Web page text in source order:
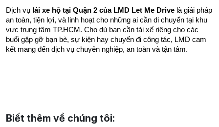
Dịch vụ lái xe hộ tại Quận 2 của LMD Let Me Drive là giải pháp
an toàn, tiện lợi, và linh hoạt cho những ai cần di chuyển tại khu
vực trung tâm TP.HCM. Cho dù bạn cần tài xế riêng cho các
buổi gặp gỡ bạn bè, sự kiện hay chuyến đi công tác, LMD cam
kết mang đến dịch vụ chuyên nghiệp, an toàn và tận tâm.
Biết thêm về chúng tôi: